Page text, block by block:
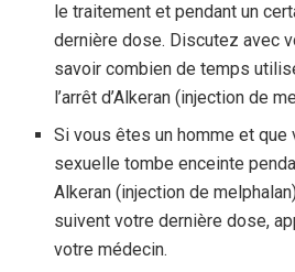
le traitement et pendant un
dernière dose. Discutez avec
savoir combien de temps
l’arrêt d’Alkeran (injection de
Si vous êtes un homme et que
sexuelle tombe enceinte
Alkeran (injection de
suivent votre dernière dose,
votre médecin.